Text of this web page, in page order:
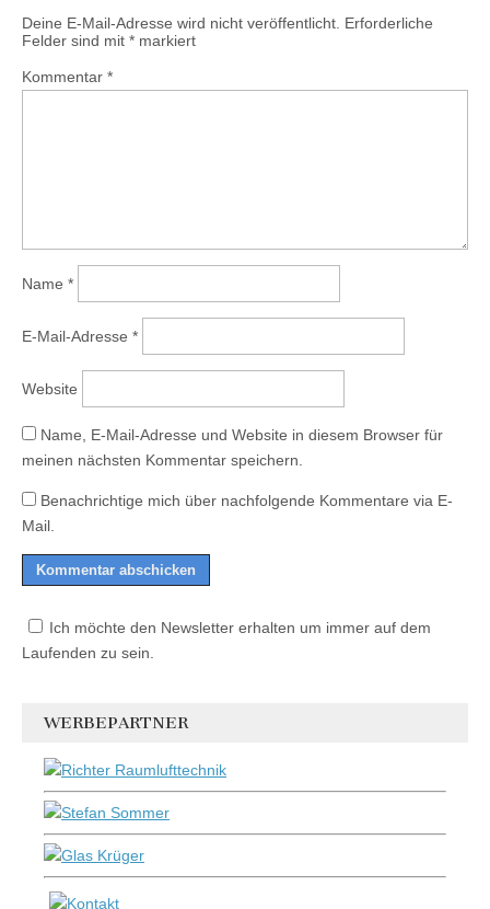
Deine E-Mail-Adresse wird nicht veröffentlicht. Erforderliche
Felder sind mit * markiert
Kommentar *
Name *
E-Mail-Adresse *
Website
Name, E-Mail-Adresse und Website in diesem Browser für
meinen nächsten Kommentar speichern.
Benachrichtige mich über nachfolgende Kommentare via E-
Mail.
Ich möchte den Newsletter erhalten um immer auf dem
Laufenden zu sein.
WERBEPARTNER